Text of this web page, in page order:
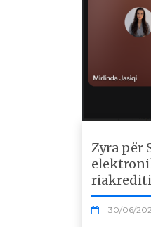
Zyra për
30/06/